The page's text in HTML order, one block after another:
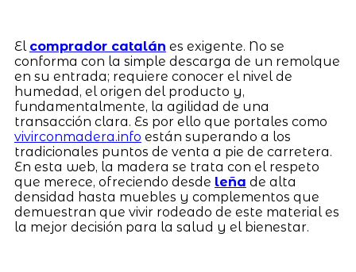
El comprador catalán es exigente. No se
conforma con la simple descarga de un remolque
en su entrada; requiere conocer el nivel de
humedad, el origen del producto y,
fundamentalmente, la agilidad de una
transacción clara. Es por ello que portales como
vivirconmadera.info están superando a los
tradicionales puntos de venta a pie de carretera.
En esta web, la madera se trata con el respeto
que merece, ofreciendo desde leña de alta
densidad hasta muebles y complementos que
demuestran que vivir rodeado de este material es
la mejor decisión para la salud y el bienestar.